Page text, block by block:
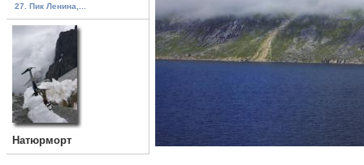
27. Пик Ленина,...
Натюрморт